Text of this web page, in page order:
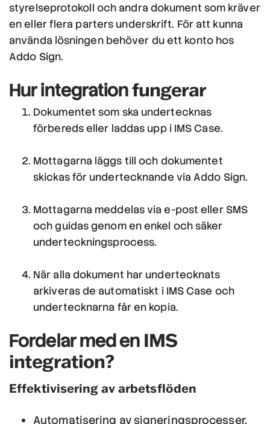
styrelseprotokoll och andra dokument som kräver
en eller flera parters underskrift. För att kunna
använda lösningen behöver du ett konto hos
Addo Sign.
Hur integrationfungerar
Dokumentet som ska undertecknas
förbereds eller laddas upp i IMS Case.
Mottagarna läggs till och dokumentet
skickas för undertecknande via Addo Sign.
Mottagarna meddelas via e-post eller SMS
och guidas genom en enkel och säker
underteckningsprocess.
När alla dokument har undertecknats
arkiveras de automatiskt i IMS Case och
undertecknarna får en kopia.
Fordelar med en IMS
integration?
Effektivisering av arbetsflöden
Automatisering av signeringsprocesser,